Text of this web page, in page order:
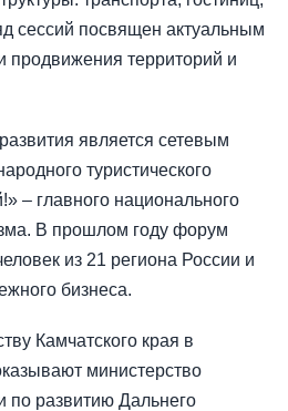
сессий посвящен актуальным
продвижения территорий и
является сетевым
туристического
– главного национального
В прошлом году форум
из 21 региона России и
бизнеса.
Камчатского края в
министерство
по развитию Дальнего